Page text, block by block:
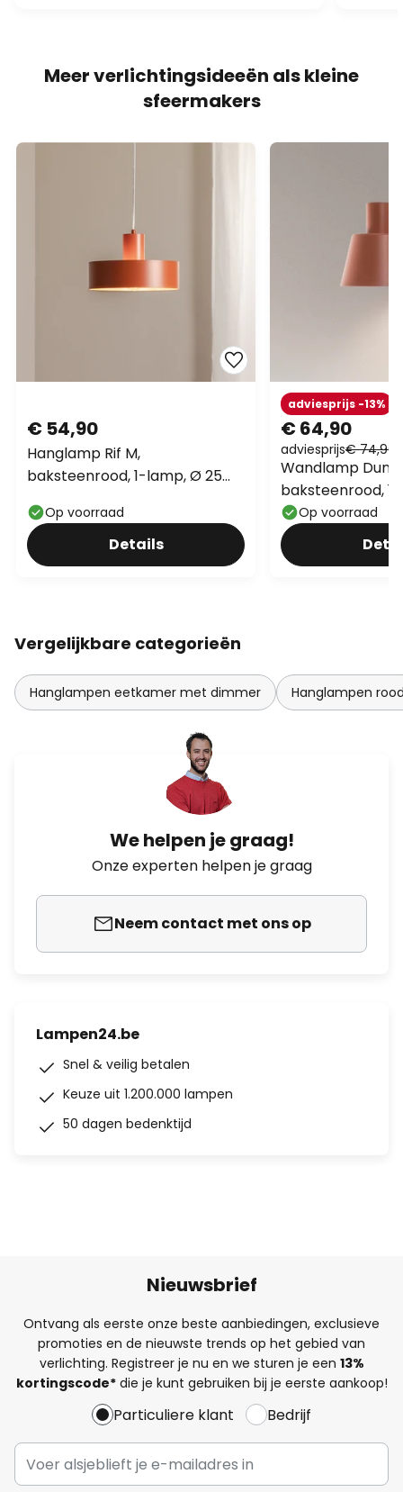
Meer verlichtingsideeën als kleine
sfeermakers
€ 54,90
Hanglamp Rif M,
baksteenrood, 1-lamp, Ø 25
Op voorraad
Details
€ 64,90
adviesprijs€ 74,90
adviesprijs -13%
Wandlamp
baksteenrood,
hoogte 17 cm
Op voorraad
Vergelijkbare categorieën
Hanglampen eetkamer met dimmer Hanglampen
We helpen je graag!
Onze experten helpen je graag
Neem contact met ons op
Lampen24.be
Snel & veilig betalen
Keuze uit 1.200.000 lampen
50 dagen bedenktijd
Nieuwsbrief
Ontvang als eerste onze beste aanbiedingen, exclusieve
promoties en de nieuwste trends op het gebied van
verlichting. Registreer je nu en we sturen je een 13%
kortingscode*die je kunt gebruiken bij je eerste aankoop!
Particuliere klant Bedrijf